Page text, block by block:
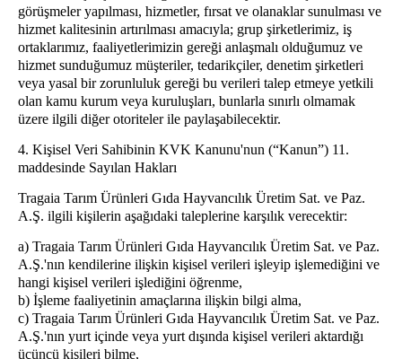
görüşmeler yapılması, hizmetler, fırsat ve olanaklar sunulması ve
hizmet kalitesinin artırılması amacıyla; grup şirketlerimiz, iş
ortaklarımız, faaliyetlerimizin gereği anlaşmalı olduğumuz ve
hizmet sunduğumuz müşteriler, tedarikçiler, denetim şirketleri
veya yasal bir zorunluluk gereği bu verileri talep etmeye yetkili
olan kamu kurum veya kuruluşları, bunlarla sınırlı olmamak
üzere ilgili diğer otoriteler ile paylaşabilecektir.
4. Kişisel Veri Sahibinin KVK Kanunu'nun (“Kanun”) 11.
maddesinde Sayılan Hakları
Tragaia Tarım Ürünleri Gıda Hayvancılık Üretim Sat. ve Paz.
A.Ş. ilgili kişilerin aşağıdaki taleplerine karşılık verecektir:
a) Tragaia Tarım Ürünleri Gıda Hayvancılık Üretim Sat. ve Paz.
A.Ş.'nın kendilerine ilişkin kişisel verileri işleyip işlemediğini ve
hangi kişisel verileri işlediğini öğrenme,
b) İşleme faaliyetinin amaçlarına ilişkin bilgi alma,
c) Tragaia Tarım Ürünleri Gıda Hayvancılık Üretim Sat. ve Paz.
A.Ş.'nın yurt içinde veya yurt dışında kişisel verileri aktardığı
üçüncü kişileri bilme,